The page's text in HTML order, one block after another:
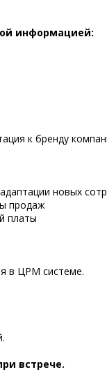
информацией:
к бренду
новых
продаж
платы
в ЦРМ системе.
встрече.